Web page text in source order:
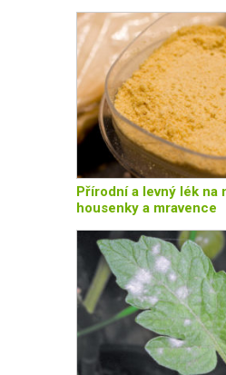
Přírodní a levný lék na
housenky a mravence